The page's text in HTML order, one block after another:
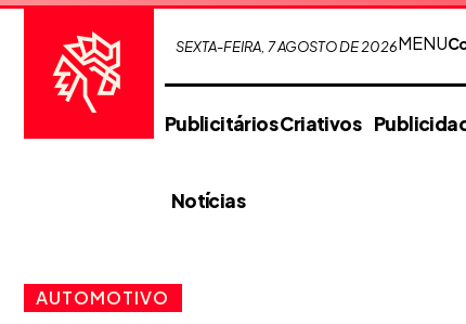
SEXTA-FEIRA, 7 AGOSTO DE 2026MENU
Publicitários Criativos
Notícias
AUTOMOTIVO